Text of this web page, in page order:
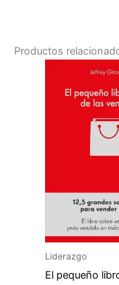
Productos
Liderazgo
El pequeño